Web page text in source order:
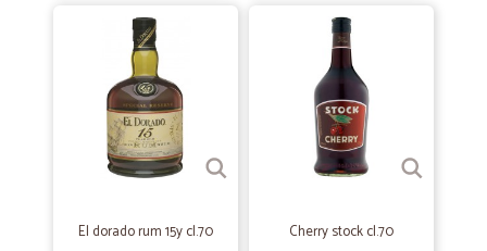
Ho fatto due ordini
Ho fatto due ordini, per il secondo ci ho messo 5 giorni perché il sito
era sempre in overbooking. Una volta fatto l'ordine apprezzo la
rapidità della consegna
—
El dorado rum 15y cl.70 Cherry stock cl.70